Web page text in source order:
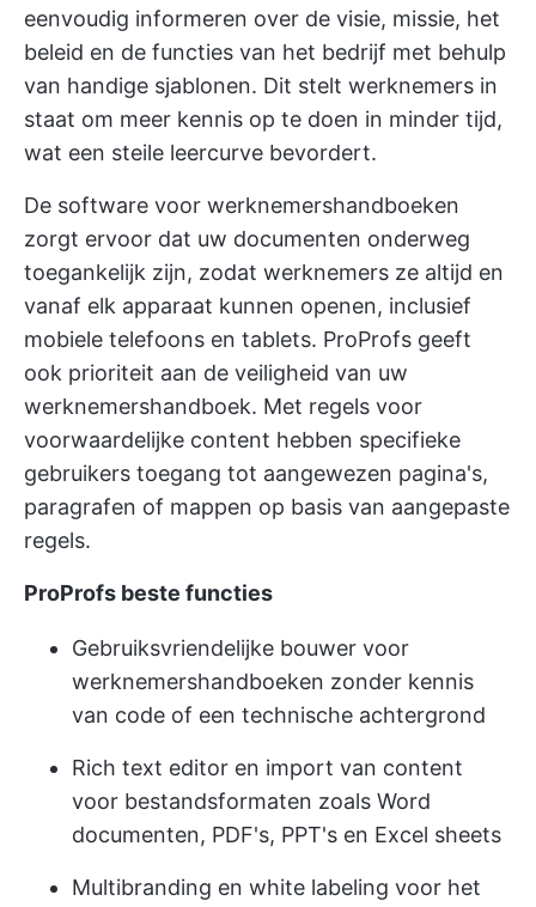
eenvoudig informeren over de visie, missie, het
beleid en de functies van het bedrijf met behulp
van handige sjablonen. Dit stelt werknemers in
staat om meer kennis op te doen in minder tijd,
wat een steile leercurve bevordert.
De software voor werknemershandboeken
zorgt ervoor dat uw documenten onderweg
toegankelijk zijn, zodat werknemers ze altijd en
vanaf elk apparaat kunnen openen, inclusief
mobiele telefoons en tablets. ProProfs geeft
ook prioriteit aan de veiligheid van uw
werknemershandboek. Met regels voor
voorwaardelijke content hebben specifieke
gebruikers toegang tot aangewezen pagina's,
paragrafen of mappen op basis van aangepaste
regels.
ProProfs beste functies
Gebruiksvriendelijke bouwer voor
werknemershandboeken zonder kennis
van code of een technische achtergrond
Rich text editor en import van content
voor bestandsformaten zoals Word
documenten, PDF's, PPT's en Excel sheets
Multibranding en white labeling voor het